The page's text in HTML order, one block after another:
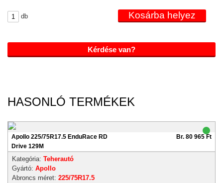
db
Kérdése van?
HASONLÓ TERMÉKEK
Apollo 225/75R17.5 EnduRace RD
Drive 129M
Br. 80 965 Ft
Kategória: Teherautó
Gyártó: Apollo
Abroncs méret: 225/75R17.5